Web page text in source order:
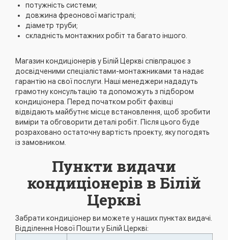
потужність системи;
довжина фреонової магістралі;
діаметр труби;
складність монтажних робіт та багато іншого.
Магазин кондиціонерів у Білій Церкві співпрацює з
досвідченими спеціалістами-монтажниками та надає
гарантію на свої послуги. Наші менеджери нададуть
грамотну консультацію та допоможуть з підбором
кондиціонера. Перед початком робіт фахівці
відвідають майбутнє місце встановлення, щоб зробити
виміри та обговорити деталі робіт. Після цього буде
розраховано остаточну вартість проекту, яку погодять
із замовником.
Пункти видачи
кондиціонерів в Білій
Церкві
Забрати кондиціонер ви можете у наших пунктах видачі.
Відділення Нової Пошти у Білій Церкві: